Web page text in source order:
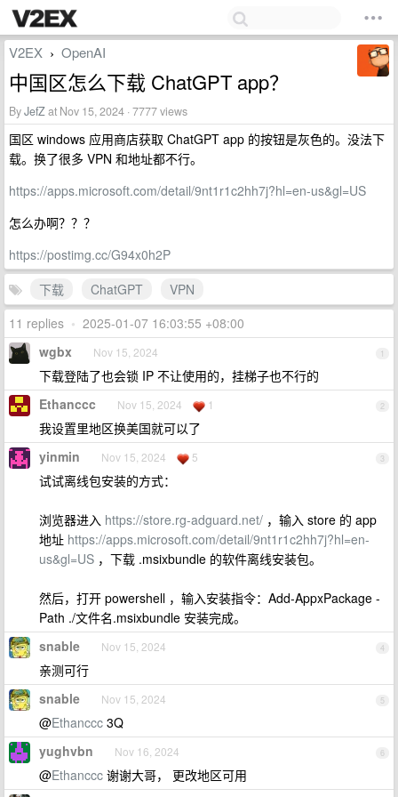
V2EX › OpenAI
中国区怎么下载 ChatGPT app？
ByJefZat Nov 15, 2024 · 7777 views
国区 windows 应用商店获取 ChatGPT app 的按钮是灰色的。没法下
载。换了很多 VPN 和地址都不行。
https://apps.microsoft.com/detail/9nt1r1c2hh7j?hl=en-us&gl=US
怎么办啊？？？
https://postimg.cc/G94x0h2P
下载
ChatGPT
VPN
11 replies • 2025-01-07 16:03:55 +08:00
1
wgbx Nov 15, 2024
下载登陆了也会锁 IP 不让使用的，挂梯子也不行的
2
Ethanccc Nov 15, 2024 1
我设置里地区换美国就可以了
3
yinmin Nov 15, 2024 5
试试离线包安装的方式：
浏览器进入 https://store.rg-adguard.net/ ，输入 store 的 app
地址 https://apps.microsoft.com/detail/9nt1r1c2hh7j?hl=en-
us&gl=US ，下载 .msixbundle 的软件离线安装包。
然后，打开 powershell ，输入安装指令：Add-AppxPackage -
Path ./文件名.msixbundle 安装完成。
4
snable Nov 15, 2024
亲测可行
5
snable Nov 15, 2024
@Ethanccc 3Q
6
yughvbn Nov 16, 2024
@Ethanccc 谢谢大哥， 更改地区可用